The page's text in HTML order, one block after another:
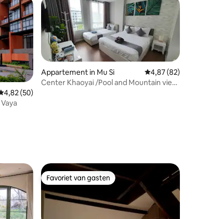
beoordeling van 4,82 uit 5, 50 recensies
4,82 (50)
Appartement in Mu Si Gemiddelde
4,87 (82)
Center Khaoyai /Pool and Mountain view
Favoriet van gasten
Favoriet van gasten